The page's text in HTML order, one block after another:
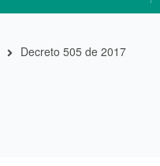
Decreto 505 de 2017